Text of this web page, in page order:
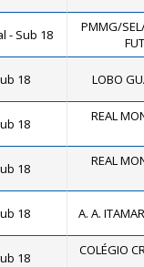
- Sub 18
PMMG/
18 LOBO
18 REAL
18 REAL
18 A. A.
18 COLÉGIO